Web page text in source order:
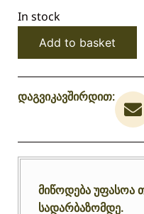
In stock
Add to basket
დაგვიკავშირდით:
მიწოდება უფასოა
სადარბაზომდე.